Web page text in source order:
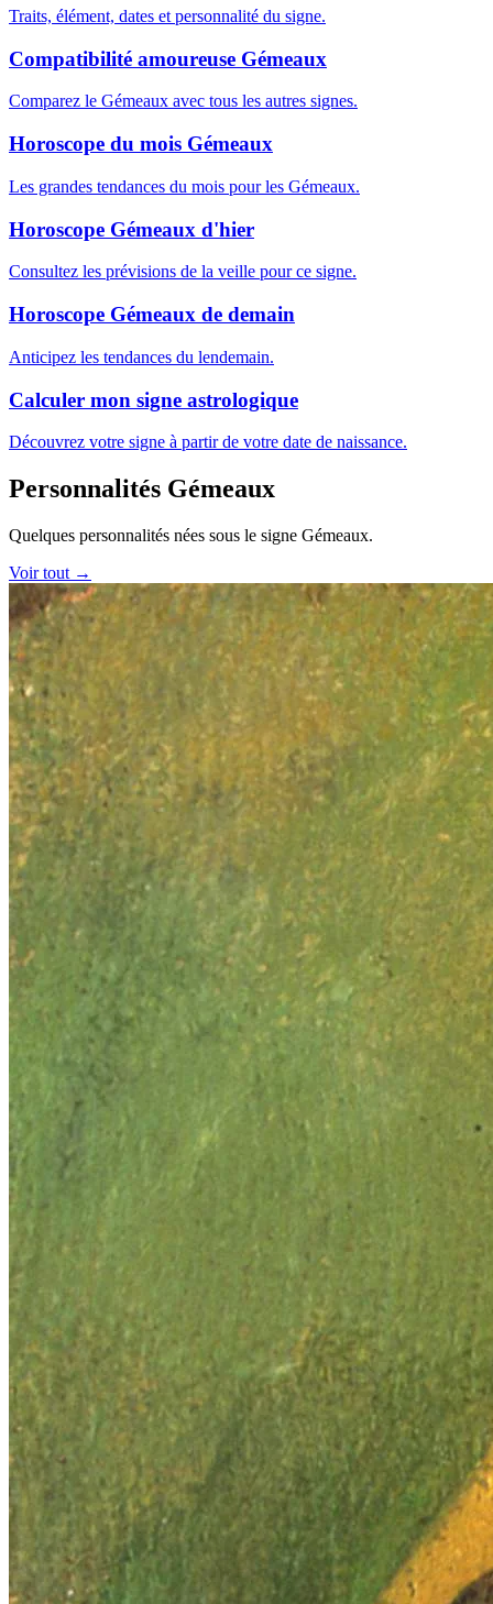
Traits, élément, dates et personnalité du signe.
Compatibilité amoureuse Gémeaux
Comparez le Gémeaux avec tous les autres signes.
Horoscope du mois Gémeaux
Les grandes tendances du mois pour les Gémeaux.
Horoscope Gémeaux d'hier
Consultez les prévisions de la veille pour ce signe.
Horoscope Gémeaux de demain
Anticipez les tendances du lendemain.
Calculer mon signe astrologique
Découvrez votre signe à partir de votre date de naissance.
Personnalités Gémeaux
Quelques personnalités nées sous le signe Gémeaux.
Voir tout →